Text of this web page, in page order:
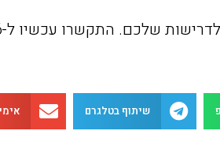
שיתוף בטלגרם